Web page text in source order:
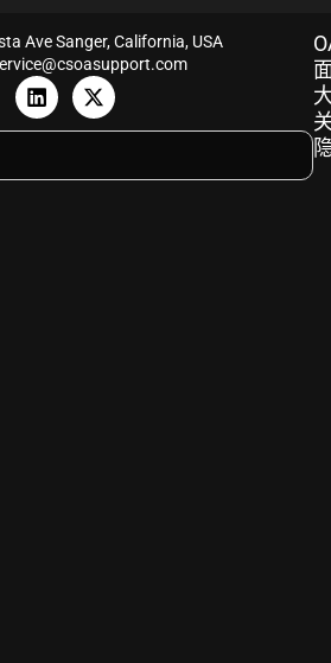
Ave Sanger, California, USA
L
i
n
X
-
t